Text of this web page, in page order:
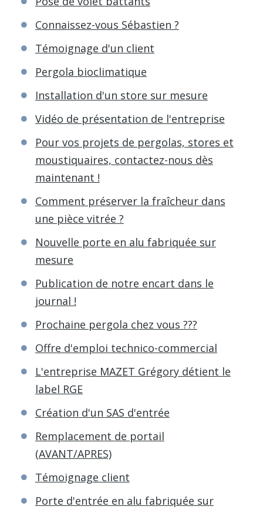
Connaissez-vous Sébastien ?
Témoignage d'un client
Pergola bioclimatique
Installation d'un store sur mesure
Vidéo de présentation de l'entreprise
Pour vos projets de pergolas, stores et
moustiquaires, contactez-nous dès
maintenant !
Comment préserver la fraîcheur dans
une pièce vitrée ?
Nouvelle porte en alu fabriquée sur
mesure
Publication de notre encart dans le
journal !
Prochaine pergola chez vous ???
Offre d'emploi technico-commercial
L'entreprise MAZET Grégory détient le
label RGE
Création d'un SAS d'entrée
Remplacement de portail
(AVANT/APRES)
Témoignage client
Porte d'entrée en alu fabriquée sur